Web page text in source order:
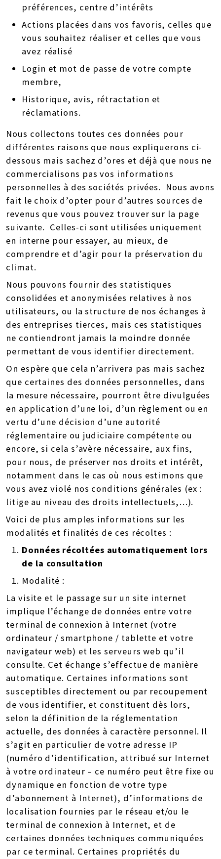
préférences, centre d’intérêts
Actions placées dans vos favoris, celles que
vous souhaitez réaliser et celles que vous
avez réalisé
Login et mot de passe de votre compte
membre,
Historique, avis, rétractation et
réclamations.
Nous collectons toutes ces données pour
différentes raisons que nous expliquerons ci-
dessous mais sachez d’ores et déjà que nous ne
commercialisons pas vos informations
personnelles à des sociétés privées. Nous avons
fait le choix d’opter pour d’autres sources de
revenus que vous pouvez trouver sur la page
suivante. Celles-ci sont utilisées uniquement
en interne pour essayer, au mieux, de
comprendre et d’agir pour la préservation du
climat.
Nous pouvons fournir des statistiques
consolidées et anonymisées relatives à nos
utilisateurs, ou la structure de nos échanges à
des entreprises tierces, mais ces statistiques
ne contiendront jamais la moindre donnée
permettant de vous identifier directement.
On espère que cela n’arrivera pas mais sachez
que certaines des données personnelles, dans
la mesure nécessaire, pourront être divulguées
en application d’une loi, d’un règlement ou en
vertu d’une décision d’une autorité
réglementaire ou judiciaire compétente ou
encore, si cela s’avère nécessaire, aux fins,
pour nous, de préserver nos droits et intérêt,
notamment dans le cas où nous estimons que
vous avez violé nos conditions générales (ex :
litige au niveau des droits intellectuels,…).
Voici de plus amples informations sur les
modalités et finalités de ces récoltes :
Données récoltées automatiquement lors
de la consultation
Modalité :
La visite et le passage sur un site internet
implique l’échange de données entre votre
terminal de connexion à Internet (votre
ordinateur / smartphone / tablette et votre
navigateur web) et les serveurs web qu’il
consulte. Cet échange s’effectue de manière
automatique. Certaines informations sont
susceptibles directement ou par recoupement
de vous identifier, et constituent dès lors,
selon la définition de la réglementation
actuelle, des données à caractère personnel. Il
s’agit en particulier de votre adresse IP
(numéro d’identification, attribué sur Internet
à votre ordinateur – ce numéro peut être fixe ou
dynamique en fonction de votre type
d’abonnement à Internet), d’informations de
localisation fournies par le réseau et/ou le
terminal de connexion à Internet, et de
certaines données techniques communiquées
par ce terminal. Certaines propriétés du